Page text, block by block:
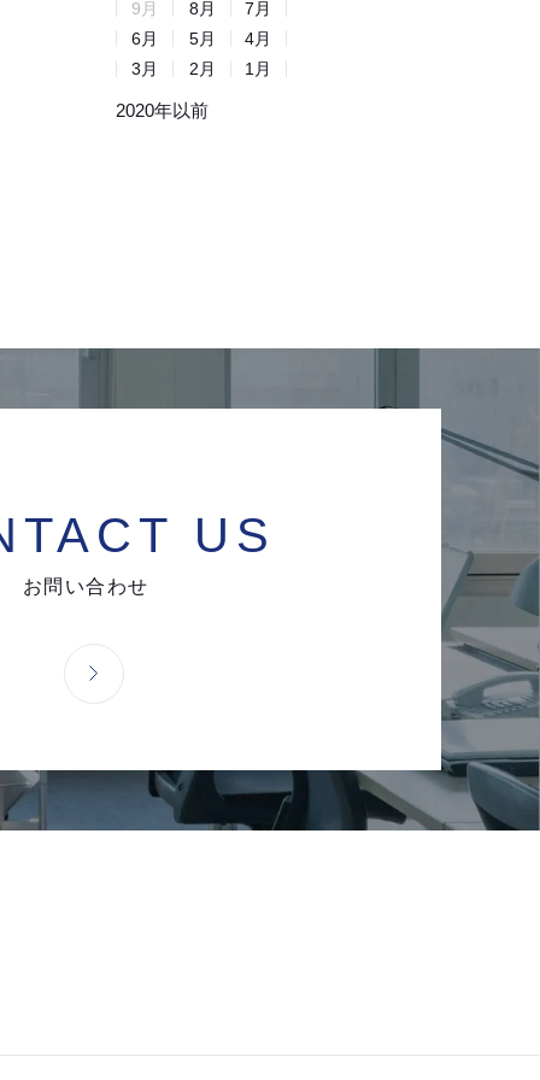
9 月 8 月 7 月
6月 5月 4月
3 月 2 月 1 月
2020年以前
US
お問い合わせ